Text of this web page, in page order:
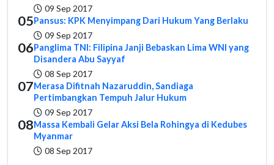
09 Sep 2017
05Pansus: KPK Menyimpang Dari Hukum Yang Berlaku
09 Sep 2017
06Panglima TNI: Filipina Janji Bebaskan Lima WNI yang
Disandera Abu Sayyaf
08 Sep 2017
07Merasa Difitnah Nazaruddin, Sandiaga
Pertimbangkan Tempuh Jalur Hukum
09 Sep 2017
08Massa Kembali Gelar Aksi Bela Rohingya di Kedubes
Myanmar
08 Sep 2017